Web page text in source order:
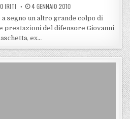
IRITI POSTED ON
4 GENNAIO 2010
segno un altro grande colpo di
prestazioni del difensore Giovanni
ex…